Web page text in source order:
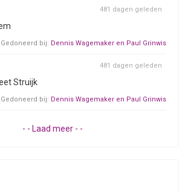
481 dagen geleden
Gedoneerd bij: Dennis Wagemaker en Paul Grinwis
Struijk
481 dagen geleden
Gedoneerd bij: Dennis Wagemaker en Paul Grinwis
- - Laad meer - -